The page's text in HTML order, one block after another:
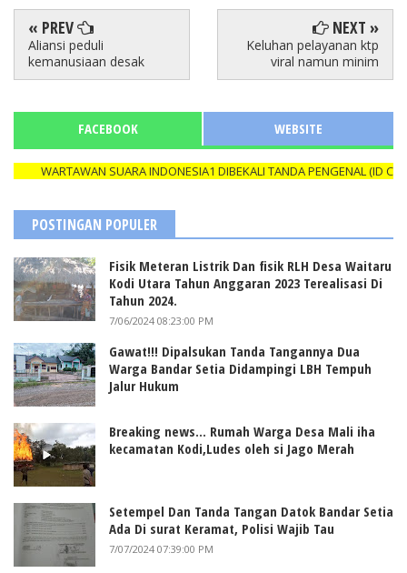
« PREV
Aliansi peduli
kemanusiaan desak
NEXT »
Keluhan pelayanan ktp
viral namun minim
FACEBOOK WEBSITE
WARTAWAN SUARA INDONESIA1 DIBEKALI TANDA PENGENAL (ID CARD)
POSTINGAN POPULER
Fisik Meteran Listrik Dan fisik RLH Desa Waitaru
Kodi Utara Tahun Anggaran 2023 Terealisasi Di
Tahun 2024.
7/06/2024 08:23:00 PM
Gawat!!! Dipalsukan Tanda Tangannya Dua
Warga Bandar Setia Didampingi LBH Tempuh
Jalur Hukum
Breaking news... Rumah Warga Desa Mali iha
kecamatan Kodi,Ludes oleh si Jago Merah
Setempel Dan Tanda Tangan Datok Bandar Setia
Ada Di surat Keramat, Polisi Wajib Tau
7/07/2024 07:39:00 PM